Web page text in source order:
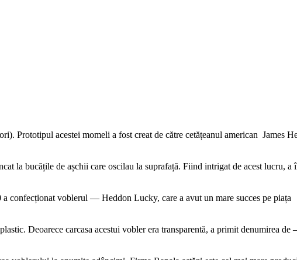
Prototipul acestei momeli a fost creat de către cetățeanul american James
la bucățile de așchii care oscilau la suprafață. Fiind intrigat de acest lucru, a
confecționat voblerul — Heddon Lucky, care a avut un mare succes pe piața
Deoarece carcasa acestui vobler era transparentă, a primit denumirea de